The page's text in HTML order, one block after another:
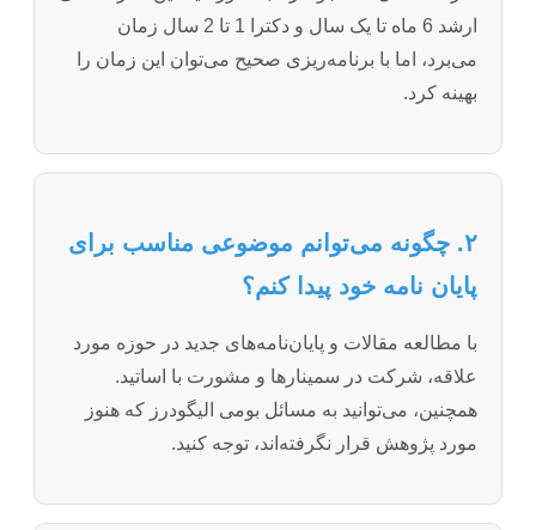
ارشد 6 ماه تا یک سال و دکترا 1 تا 2 سال زمان
می‌برد، اما با برنامه‌ریزی صحیح می‌توان این زمان را
بهینه کرد.
۲. چگونه می‌توانم موضوعی مناسب برای
پایان نامه خود پیدا کنم؟
با مطالعه مقالات و پایان‌نامه‌های جدید در حوزه مورد
علاقه، شرکت در سمینارها و مشورت با اساتید.
همچنین، می‌توانید به مسائل بومی الیگودرز که هنوز
مورد پژوهش قرار نگرفته‌اند، توجه کنید.